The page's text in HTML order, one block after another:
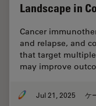
Landscape in
Cancer
and relapse, and
that target
may improve
Jul 21, 2025 ケ